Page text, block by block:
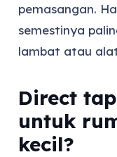
pemasangan.
semestinya
lambat atau
Direct
untuk
kecil?